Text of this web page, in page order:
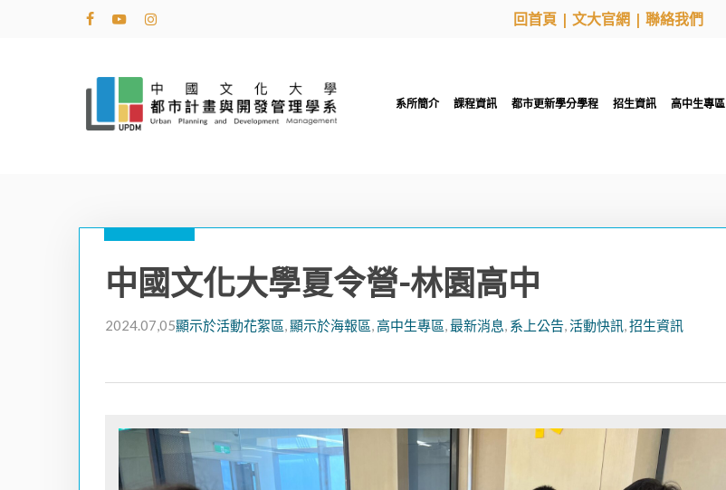
facebookyoutubeinstagram
回首頁| 文大官網| 聯絡我們
Hit enter to search or ESC to close
系所簡介 課程資訊 都市更新學分學程 招生資訊 高中生專區
中國文化大學夏令營-林園高中
2024.07,05顯示於活動花絮區,顯示於海報區,高中生專區,最新消息, 系上公告,活動快訊,招生資訊